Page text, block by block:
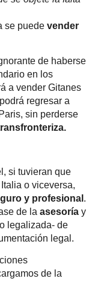
se puede vender
de haberse
en los
a vender Gitanes
regresar a
sin perderse
si tuvieran que
o viceversa,
y profesional .
de la asesoríay
legalizada- de
legal.
de la